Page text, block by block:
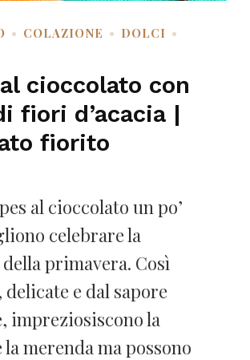
COLAZIONE
DOLCI
cioccolato con
fiori d’acacia |
fiorito
al cioccolato un po’
celebrare la
primavera. Così
e dal sapore
impreziosiscono la
la merenda ma possono